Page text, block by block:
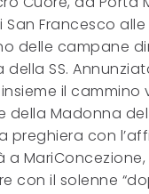
Francesco alle
delle campane
SS.
il cammino
della Madonna
preghiera con
a
con il solenne